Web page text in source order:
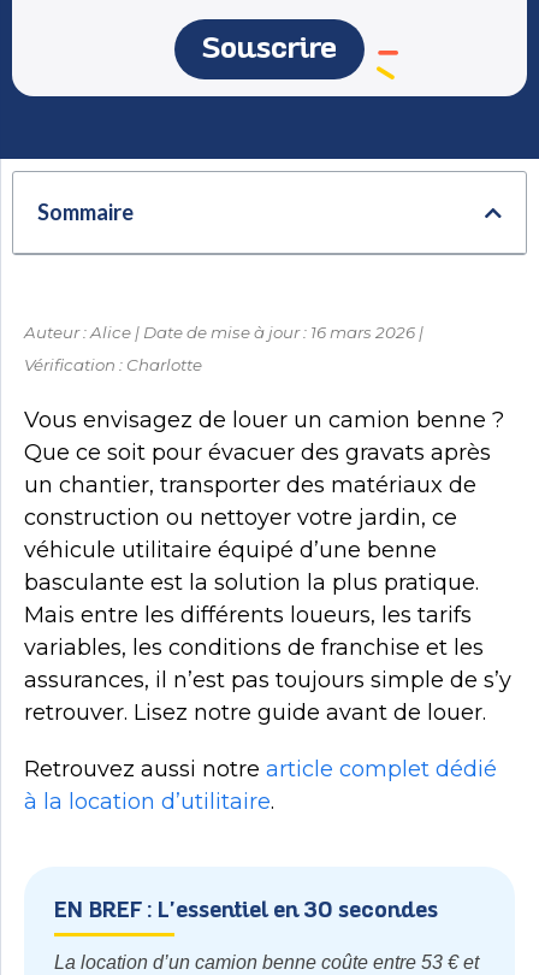
Souscrire
Sommaire
Auteur : Alice | Date de mise à jour : 16 mars 2026 |
Vérification : Charlotte
Vous envisagez de louer un camion benne ?
Que ce soit pour évacuer des gravats après
un chantier, transporter des matériaux de
construction ou nettoyer votre jardin, ce
véhicule utilitaire équipé d’une benne
basculante est la solution la plus pratique.
Mais entre les différents loueurs, les tarifs
variables, les conditions de franchise et les
assurances, il n’est pas toujours simple de s’y
retrouver. Lisez notre guide avant de louer.
Retrouvez aussi notre article complet dédié
à la location d’utilitaire.
EN BREF : L'essentiel en 30 secondes
La location d’un camion benne coûte entre 53 € et